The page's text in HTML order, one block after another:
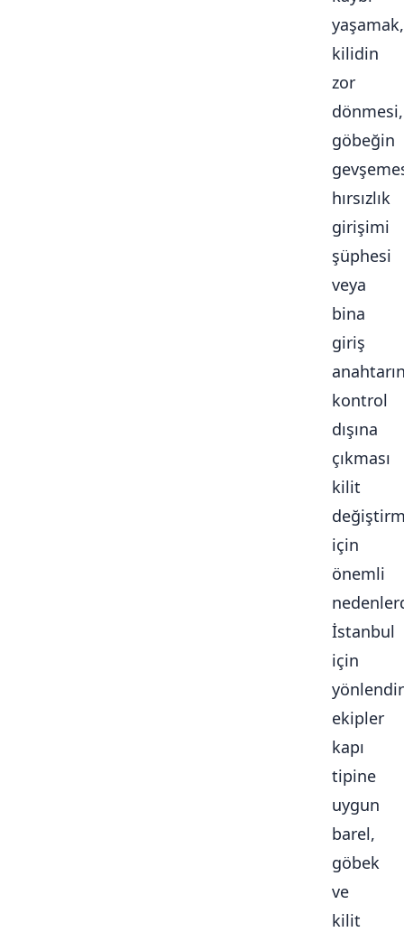
yaşamak,
kilidin
zor
dönmesi,
göbeğin
hırsızlık
girişimi
şüphesi
veya
bina
giriş
kontrol
dışına
çıkması
kilit
için
önemli
İstanbul
için
ekipler
kapı
tipine
uygun
barel,
göbek
ve
kilit